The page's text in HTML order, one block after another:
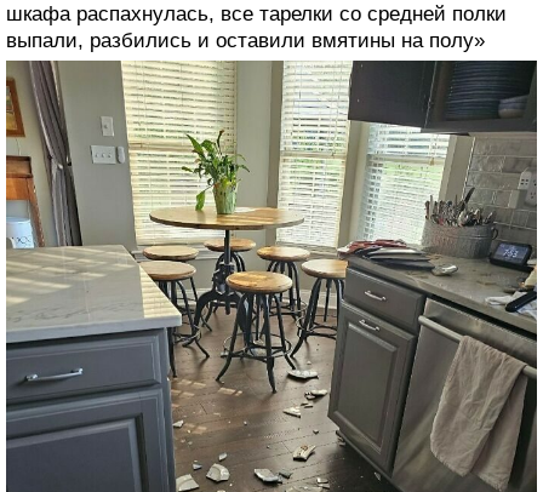
шкафа распахнулась, все тарелки со средней полки
выпали, разбились и оставили вмятины на полу»